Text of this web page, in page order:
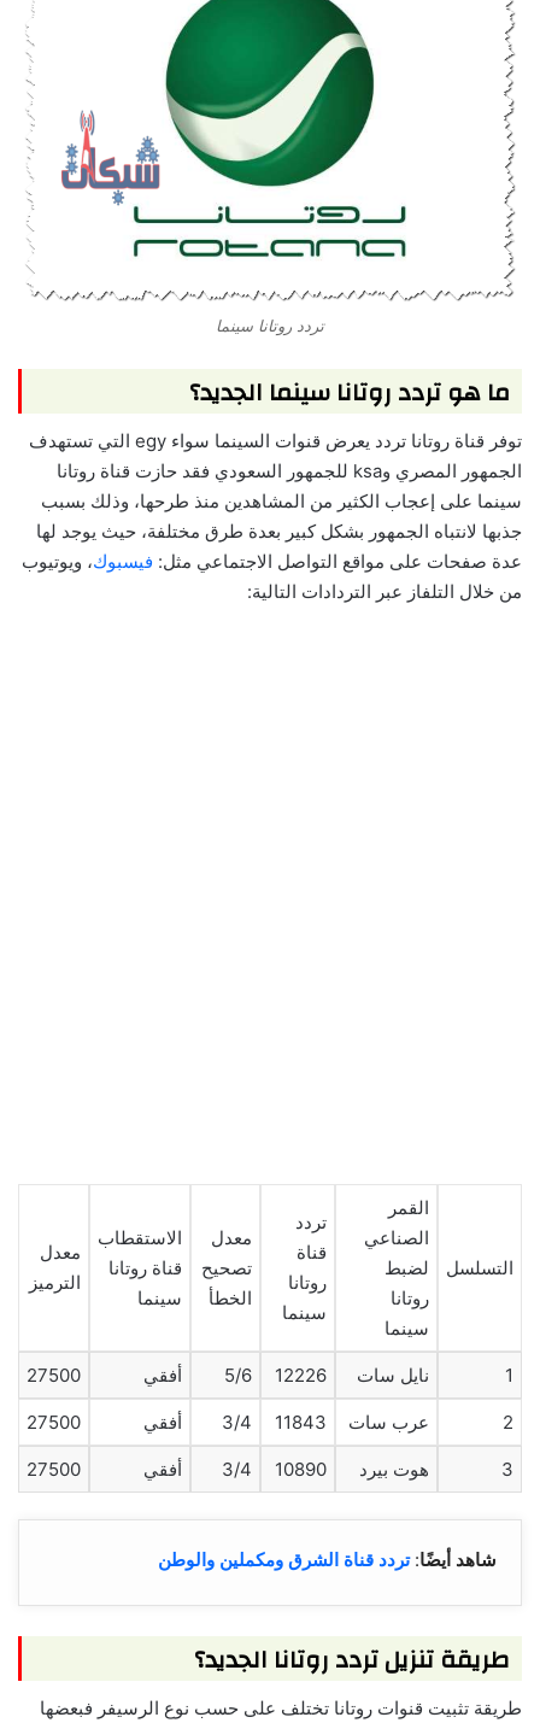
تردد روتانا سينما
ما هو تردد روتانا سينما الجديد؟
توفر قناة روتانا تردد يعرض قنوات السينما سواء egy التي تستهدف
الجمهور المصري وksa للجمهور السعودي فقد حازت قناة روتانا
سينما على إعجاب الكثير من المشاهدين منذ طرحها، وذلك بسبب
جذبها لانتباه الجمهور بشكل كبير بعدة طرق مختلفة، حيث يوجد لها
عدة صفحات على مواقع التواصل الاجتماعي مثل: فيسبوك، ويوتيوب
من خلال التلفاز عبر التردادات التالية:
التسلسل
القمر
الصناعي
لضبط
روتانا
سينما
تردد
قناة
روتانا
سينما
معدل
تصحيح
الخطأ
الاستقطاب
قناة روتانا
سينما
معدل
الترميز
1 نايل سات 12226
5/6 أفقي 27500
2 عرب سات 11843
3/4 أفقي 27500
3 هوت بيرد 10890
3/4 أفقي 27500
شاهد أيضًا:تردد قناة الشرق ومكملين والوطن
طريقة تنزيل تردد روتانا الجديد؟
طريقة تثبيت قنوات روتانا تختلف على حسب نوع الرسيفر فبعضها